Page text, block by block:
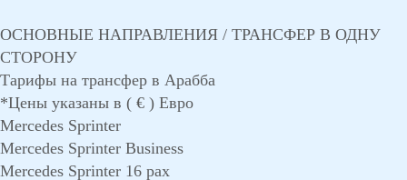
ОСНОВНЫЕ НАПРАВЛЕНИЯ / ТРАНСФЕР В ОДНУ
СТОРОНУ
Тарифы на трансфер в Арабба
*Цены указаны в ( € ) Евро
Mercedes Sprinter
Mercedes Sprinter Business
Mercedes Sprinter 16 pax